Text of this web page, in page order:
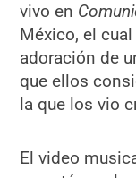
vivo en
México, el
adoración de
que ellos
la que los vio
El video